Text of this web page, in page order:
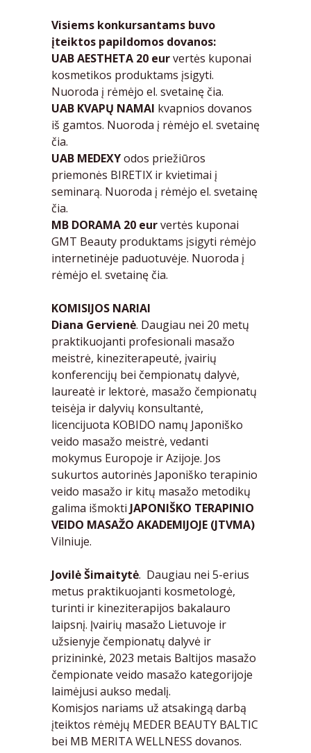
Visiems konkursantams buvo
įteiktos papildomos dovanos:
UAB AESTHETA 20 eurvertės kuponai
kosmetikos produktams įsigyti.
Nuoroda į rėmėjo el. svetainę čia.
UAB KVAPŲ NAMAI kvapnios dovanos
iš gamtos. Nuoroda į rėmėjo el. svetainę
čia.
UAB MEDEXYodos priežiūros
priemonės BIRETIX ir kvietimai į
seminarą. Nuoroda į rėmėjo el. svetainę
čia.
MB DORAMA 20 eurvertės kuponai
GMT Beauty produktams įsigyti rėmėjo
internetinėje paduotuvėje. Nuoroda į
rėmėjo el. svetainę čia.
KOMISIJOS NARIAI
Diana Gervienė. Daugiau nei 20 metų
praktikuojanti profesionali masažo
meistrė, kineziterapeutė, įvairių
konferencijų bei čempionatų dalyvė,
laureatė ir lektorė, masažo čempionatų
teisėja ir dalyvių konsultantė,
licencijuota KOBIDO namų Japoniško
veido masažo meistrė, vedanti
mokymus Europoje ir Azijoje. Jos
sukurtos autorinės Japoniško terapinio
veido masažo ir kitų masažo metodikų
galima išmokti JAPONIŠKO TERAPINIO
VEIDO MASAŽO AKADEMIJOJE (JTVMA)
Vilniuje.
Jovilė Šimaitytė. Daugiau nei 5-erius
metus praktikuojanti kosmetologė,
turinti ir kineziterapijos bakalauro
laipsnį. Įvairių masažo Lietuvoje ir
užsienyje čempionatų dalyvė ir
prizininkė, 2023 metais Baltijos masažo
čempionate veido masažo kategorijoje
laimėjusi aukso medalį.
Komisjos nariams už atsakingą darbą
įteiktos rėmėjų MEDER BEAUTY BALTIC
bei MB MERITA WELLNESS dovanos.